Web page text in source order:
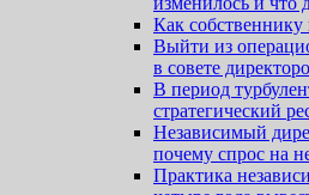
Как
Выйти из
в совете
В период
стратегический
Независимый
почему спрос на
Практика